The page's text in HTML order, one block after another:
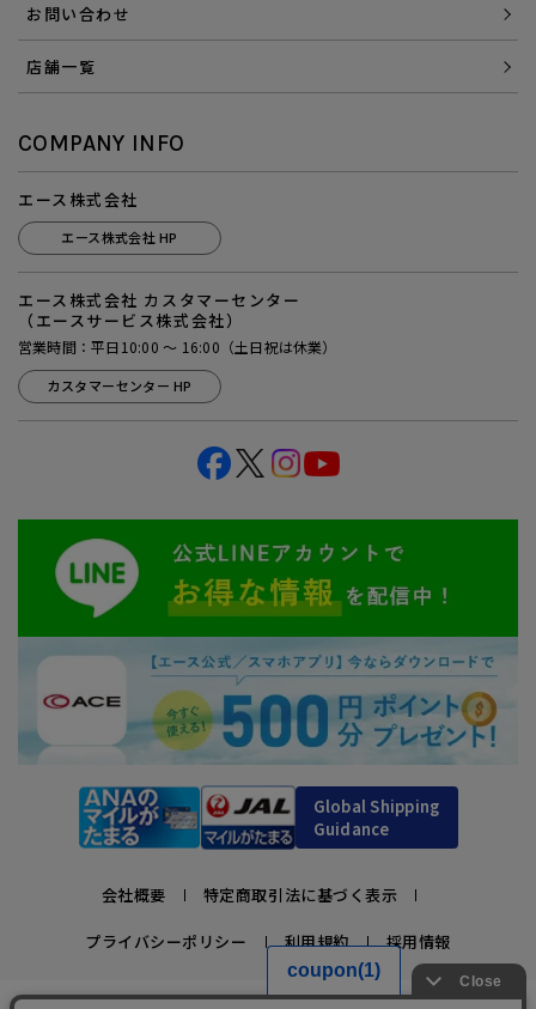
お問い合わせ
店舗一覧
COMPANY INFO
エース株式会社
エース株式会社 HP
エース株式会社 カスタマーセンター
（エースサービス株式会社）
営業時間：平日10:00 ～ 16:00（土日祝は休業）
カスタマーセンター HP
Global Shipping
Guidance
会社概要 特定商取引法に基づく表示
プライバシーポリシー 利用規約 採用情報